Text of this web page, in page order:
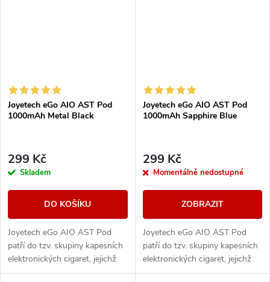
Joyetech eGo AIO AST Pod
1000mAh Metal Black
299 Kč
Skladem
DO KOŠÍKU
Joyetech eGo AIO AST Pod
patří do tzv. skupiny kapesních
elektronických cigaret, jejichž
výhodou jsou kompaktní
Joyetech eGo AIO AST Pod
1000mAh Sapphire Blue
299 Kč
Momentálně nedostupné
ZOBRAZIT
Joyetech eGo AIO AST Pod
patří do tzv. skupiny kapesních
elektronických cigaret, jejichž
výhodou jsou kompaktní